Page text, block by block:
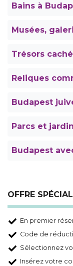
Bains à
Musées,
Trésors
Reliques
Budapest
Parcs et
Budapest
OFFRE
En premier
Code de
Sélectionnez
Insérez votre